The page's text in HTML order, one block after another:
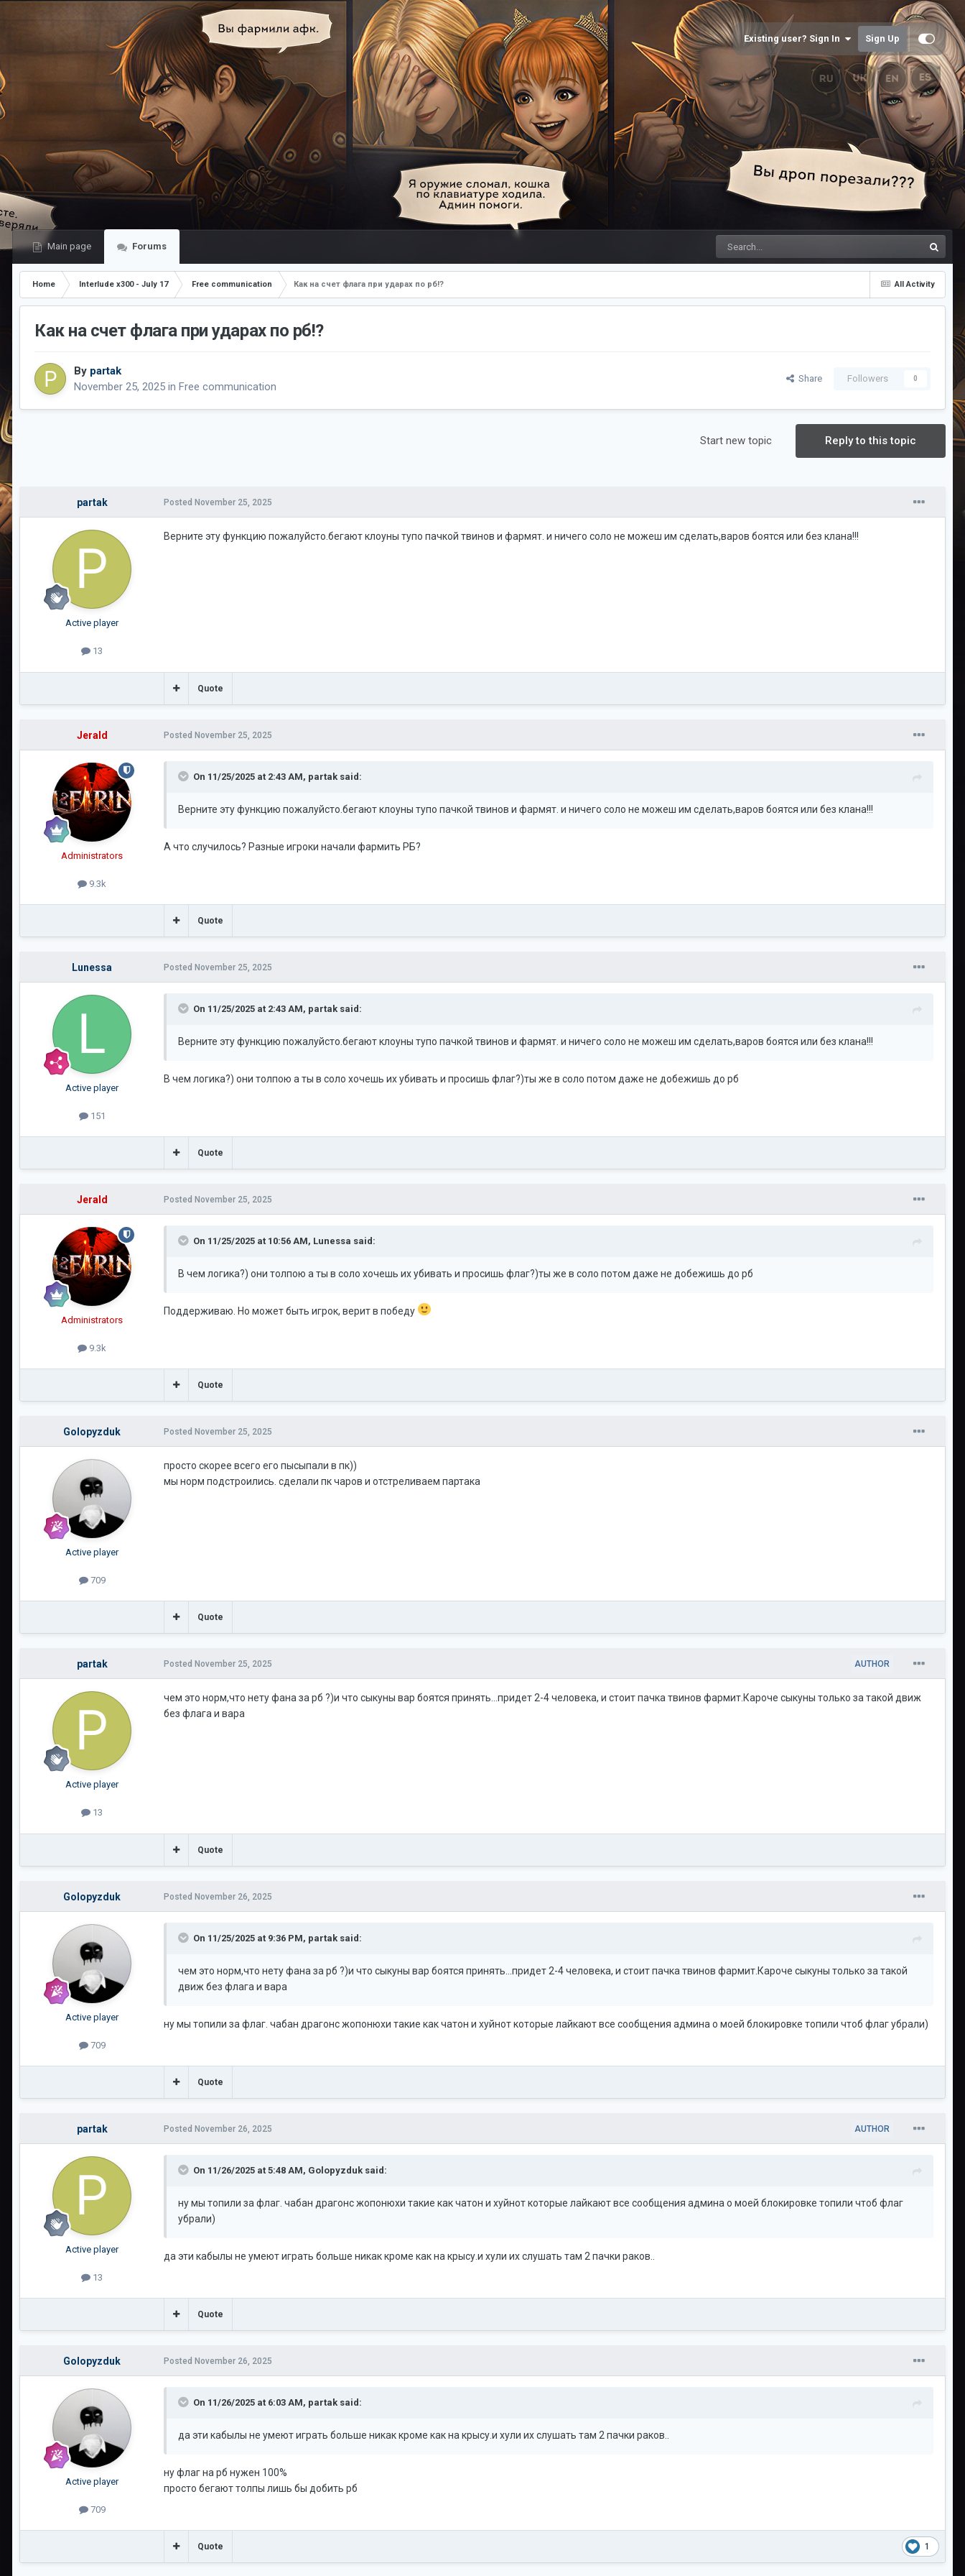
Existing user? Sign In Sign Up
Main page Forums
All Activity
Home Interlude x300 - July 17 Free communication Как на счет флага при ударах по рб!?
Как на счет флага при ударах по рб!?
By partak
November 25, 2025 in Free communication
Share Followers 0
Reply to this topic
Start new topic
partak
Active player
13
Posted November 25, 2025
Верните эту функцию пожалуйсто.бегают клоуны тупо пачкой твинов и фармят. и ничего соло не можеш им сделать,варов боятся или без клана!!!
Quote
Jerald
Administrators
9.3k
Posted November 25, 2025
On 11/25/2025 at 2:43 AM, partak said:
Верните эту функцию пожалуйсто.бегают клоуны тупо пачкой твинов и фармят. и ничего соло не можеш им сделать,варов боятся или без клана!!!
А что случилось? Разные игроки начали фармить РБ?
Quote
Lunessa
Active player
151
Posted November 25, 2025
On 11/25/2025 at 2:43 AM, partak said:
Верните эту функцию пожалуйсто.бегают клоуны тупо пачкой твинов и фармят. и ничего соло не можеш им сделать,варов боятся или без клана!!!
В чем логика?) они толпою а ты в соло хочешь их убивать и просишь флаг?)ты же в соло потом даже не добежишь до рб
Quote
Jerald
Administrators
9.3k
Posted November 25, 2025
On 11/25/2025 at 10:56 AM, Lunessa said:
В чем логика?) они толпою а ты в соло хочешь их убивать и просишь флаг?)ты же в соло потом даже не добежишь до рб
Поддерживаю. Но может быть игрок, верит в победу
Quote
Golopyzduk
Active player
709
Posted November 25, 2025
просто скорее всего его пысыпали в пк))
мы норм подстроились. сделали пк чаров и отстреливаем партака
Quote
partak
Active player
13
AUTHOR
Posted November 25, 2025
чем это норм,что нету фана за рб ?)и что сыкуны вар боятся принять...придет 2-4 человека, и стоит пачка твинов фармит.Кароче сыкуны только за такой движ
без флага и вара
Quote
Golopyzduk
Active player
709
Posted November 26, 2025
On 11/25/2025 at 9:36 PM, partak said:
чем это норм,что нету фана за рб ?)и что сыкуны вар боятся принять...придет 2-4 человека, и стоит пачка твинов фармит.Кароче сыкуны только за такой
движ без флага и вара
ну мы топили за флаг. чабан драгонс жопонюхи такие как чатон и хуйнот которые лайкают все сообщения админа о моей блокировке топили чтоб флаг убрали)
Quote
partak
Active player
13
AUTHOR
Posted November 26, 2025
On 11/26/2025 at 5:48 AM, Golopyzduk said:
ну мы топили за флаг. чабан драгонс жопонюхи такие как чатон и хуйнот которые лайкают все сообщения админа о моей блокировке топили чтоб флаг
убрали)
да эти кабылы не умеют играть больше никак кроме как на крысу.и хули их слушать там 2 пачки раков..
Quote
Golopyzduk
Active player
709
Posted November 26, 2025
On 11/26/2025 at 6:03 AM, partak said:
да эти кабылы не умеют играть больше никак кроме как на крысу.и хули их слушать там 2 пачки раков..
ну флаг на рб нужен 100%
просто бегают толпы лишь бы добить рб
1
Quote